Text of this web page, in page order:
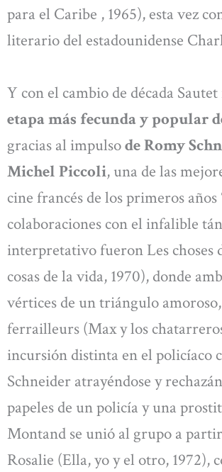
para el Caribe , 1965), esta vez
literario del estadounidense
Y con el cambio de década
etapa más fecunda y popular
gracias al impulsode Romy
Michel Piccoli, una de las
cine francés de los primeros años
colaboraciones con el infalible
interpretativo fueron Les choses
cosas de la vida, 1970), donde
vértices de un triángulo
ferrailleurs (Max y los
incursión distinta en el policíaco
Schneider atrayéndose y
papeles de un policía y una
Montand se unió al grupo a
Rosalie (Ella, yo y el otro, 1972),